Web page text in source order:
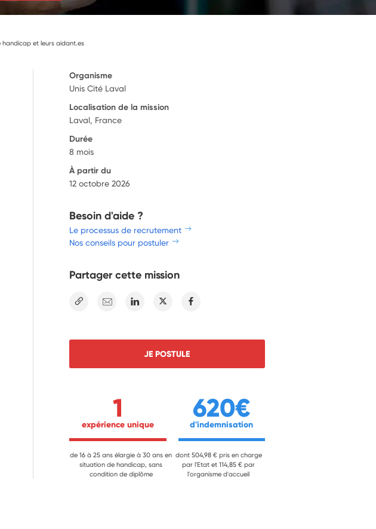
handicap et leurs aidant.es
Organisme
Unis Cité Laval
Localisation de la mission
Laval, France
Durée
8 mois
À partir du
12 octobre 2026
Besoin d'aide ?
Le processus de recrutement
Nos conseils pour postuler
Partager cette mission
E-mail Linkedin Twitter
JE POSTULE
1
expérience unique
de 16 à 25 ans élargie à 30 ans en
situation de handicap, sans
condition de diplôme
620€
d'indemnisation
dont 504,98 € pris en charge
par l'Etat et 114,85 € par
l'organisme d'accueil